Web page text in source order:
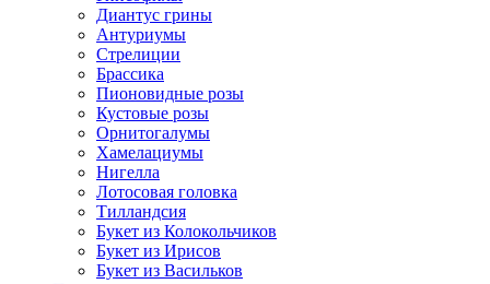
Диантус грины
Антуриумы
Стрелиции
Брассика
Пионовидные розы
Кустовые розы
Орнитогалумы
Хамелациумы
Нигелла
Лотосовая головка
Тилландсия
Букет из Колокольчиков
Букет из Ирисов
Букет из Васильков